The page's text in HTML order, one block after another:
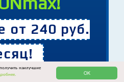
OK
наилучшие
от 240 руб.